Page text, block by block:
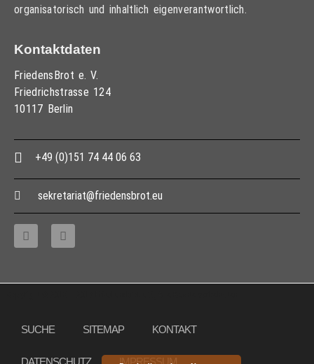
organisatorisch und inhaltlich eigenverantwortlich.
Kontaktdaten
FriedensBrot e. V.
Friedrichstrasse 124
10117 Berlin
+49 (0)151 74 44 06 63
sekretariat@friedensbrot.eu
SUCHE SITEMAP KONTAKT
DATENSCHUTZ IMPRESSUM